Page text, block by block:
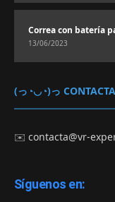
Correa con batería
13/06/2023
(っ◔◡◔)っ
✉️contacta@vr-
Síguenos en: